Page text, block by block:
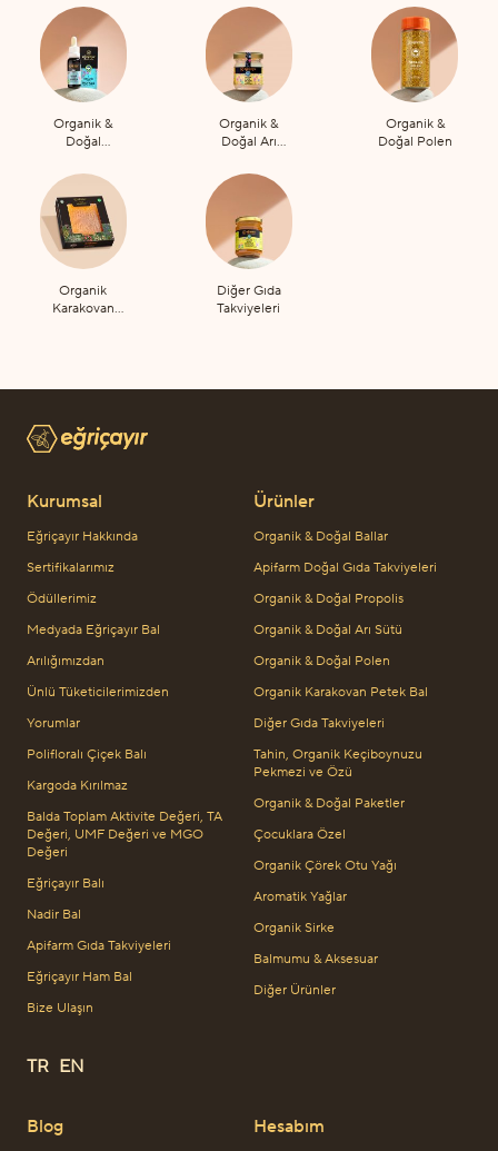
Organik &
Doğal
Organik &
Doğal Arı
Organik &
Doğal Polen
Organik
Karakovan
Diğer Gıda
Takviyeleri
Kurumsal
Eğriçayır Hakkında
Sertifikalarımız
Ödüllerimiz
Medyada Eğriçayır Bal
Arılığımızdan
Ünlü Tüketicilerimizden
Yorumlar
Polifloralı Çiçek Balı
Kargoda Kırılmaz
Balda Toplam Aktivite Değeri, TA
Değeri, UMF Değeri ve MGO
Değeri
Eğriçayır Balı
Nadir Bal
Apifarm Gıda Takviyeleri
Eğriçayır Ham Bal
Bize Ulaşın
TR EN
Blog
Ürünler
Organik & Doğal Ballar
Apifarm Doğal Gıda Takviyeleri
Organik & Doğal Propolis
Organik & Doğal Arı Sütü
Organik & Doğal Polen
Organik Karakovan Petek Bal
Diğer Gıda Takviyeleri
Tahin, Organik Keçiboynuzu
Pekmezi ve Özü
Organik & Doğal Paketler
Çocuklara Özel
Organik Çörek Otu Yağı
Aromatik Yağlar
Organik Sirke
Balmumu & Aksesuar
Diğer Ürünler
Hesabım